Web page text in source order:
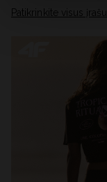
skiltyje „Išsami
Patikrinkite visus